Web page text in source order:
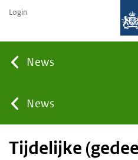
News
You
are
News
Login
Tijdelijke